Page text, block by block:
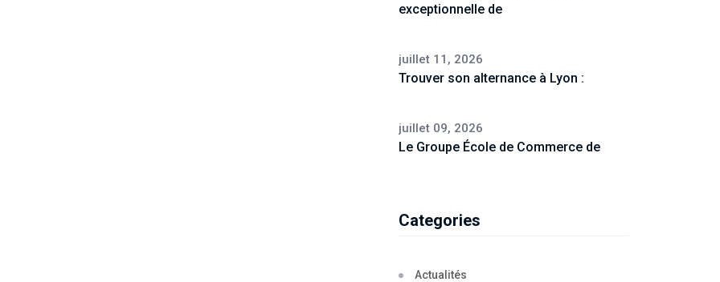
exceptionnelle de
juillet 11, 2026
Trouver son alternance à Lyon :
juillet 09, 2026
Le Groupe École de Commerce de
Categories
Actualités